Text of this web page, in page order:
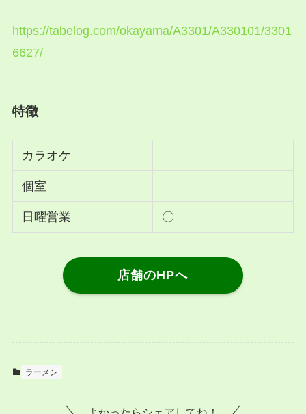
https://tabelog.com/okayama/A3301/A330101/3301
6627/
特徴
カラオケ
個室
日曜営業 〇
店舗のHPへ
ラーメン